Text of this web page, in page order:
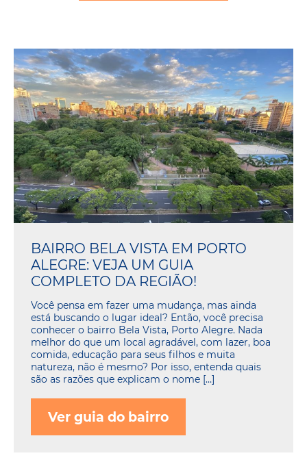
BAIRRO BELA VISTA EM PORTO
ALEGRE: VEJA UM GUIA
COMPLETO DA REGIÃO!
Você pensa em fazer uma mudança, mas ainda
está buscando o lugar ideal? Então, você precisa
conhecer o bairro Bela Vista, Porto Alegre. Nada
melhor do que um local agradável, com lazer, boa
comida, educação para seus filhos e muita
natureza, não é mesmo? Por isso, entenda quais
são as razões que explicam o nome […]
Ver guia do bairro